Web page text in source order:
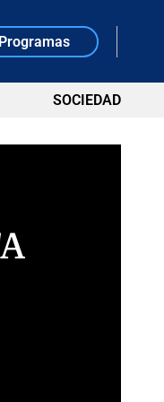
Programas
SOCIEDAD